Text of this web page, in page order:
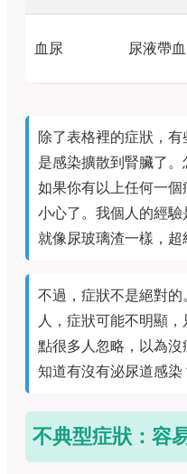
血尿 尿液帶
除了表格裡的症狀，
是感染擴散到腎臟了
如果你有以上任何一
小心了。我個人的經
就像尿玻璃渣一樣，超
不過，症狀不是絕對
人，症狀可能不明顯
點很多人忽略，以為
知道有沒有泌尿道感染
不典型症狀：容